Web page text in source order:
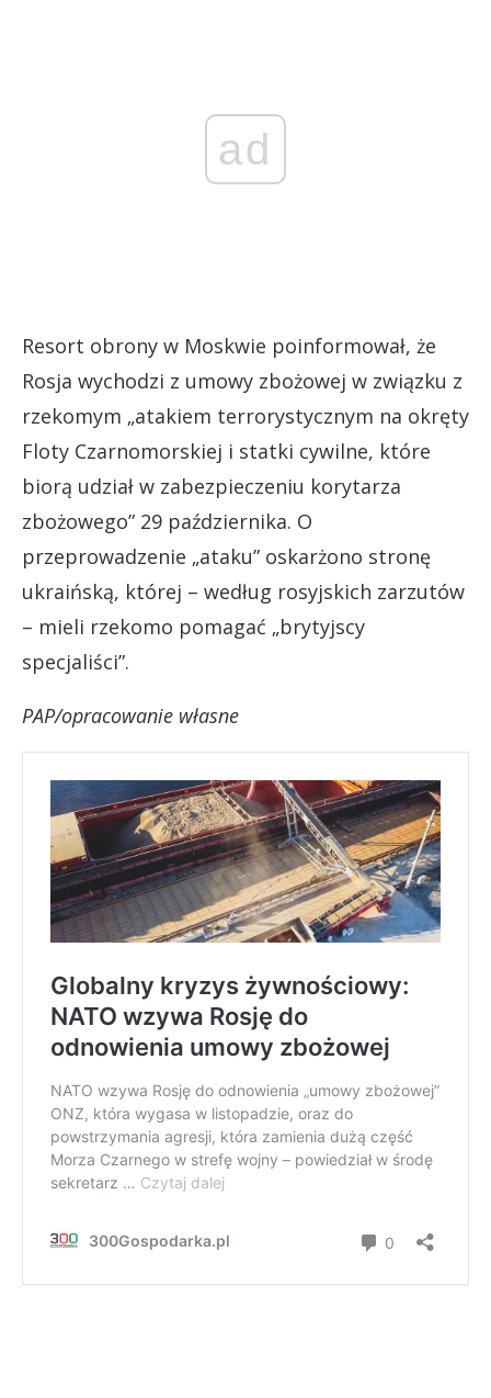
ad
Resort obrony w Moskwie poinformował, że
Rosja wychodzi z umowy zbożowej w związku z
rzekomym „atakiem terrorystycznym na okręty
Floty Czarnomorskiej i statki cywilne, które
biorą udział w zabezpieczeniu korytarza
zbożowego” 29 października. O
przeprowadzenie „ataku” oskarżono stronę
ukraińską, której – według rosyjskich zarzutów
– mieli rzekomo pomagać „brytyjscy
specjaliści”.
PAP/opracowanie własne